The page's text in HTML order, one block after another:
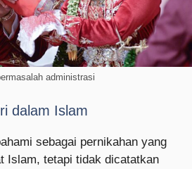
administrasi
dalam Islam
sebagai pernikahan yang
Islam, tetapi tidak dicatatkan